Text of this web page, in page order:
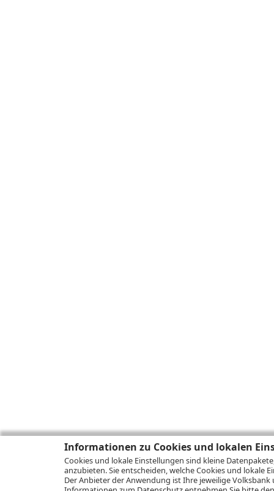
Informationen zu Cookies und lokalen
Cookies und lokale Einstellungen sind kleine
anzubieten. Sie entscheiden, welche Cookies und lokale
Der Anbieter der Anwendung ist Ihre jeweilige Volksbank